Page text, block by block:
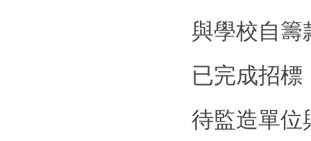
與學校自籌
已完成招標
待監造單位